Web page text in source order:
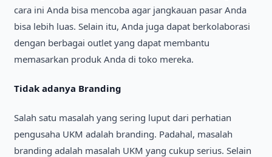
cara ini Anda bisa mencoba agar jangkauan pasar Anda
bisa lebih luas. Selain itu, Anda juga dapat berkolaborasi
dengan berbagai outlet yang dapat membantu
memasarkan produk Anda di toko mereka.
Tidak adanya Branding
Salah satu masalah yang sering luput dari perhatian
pengusaha UKM adalah branding. Padahal, masalah
branding adalah masalah UKM yang cukup serius. Selain